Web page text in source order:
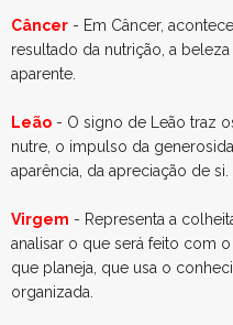
Câncer - Em Câncer,
resultado da nutrição, a
aparente.
Leão - O signo de Leão traz
nutre, o impulso da
aparência, da apreciação de si.
Virgem - Representa a
analisar o que será feito com
que planeja, que usa o
organizada.